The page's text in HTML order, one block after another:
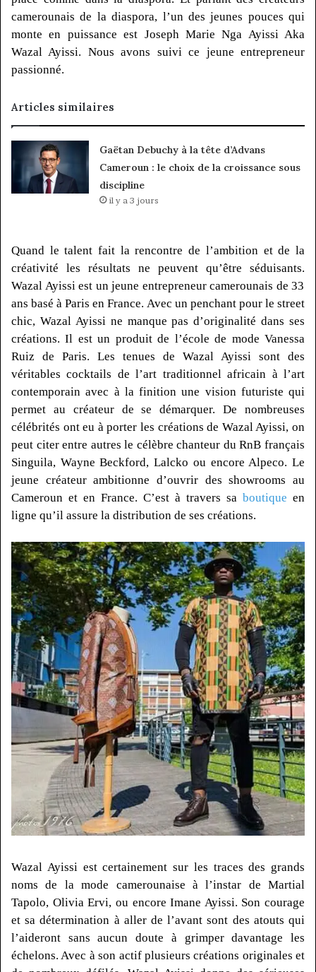
camerounais de la diaspora, l’un des jeunes pouces qui
monte en puissance est Joseph MarieNga Ayissi Aka
Wazal Ayissi. Nous avons suivi ce jeune entrepreneur
passionné.
Articles similaires
Gaëtan Debuchy à la tête d’Advans
Cameroun : le choix de la croissance sous
discipline
il y a 3 jours
Quand le talent fait la rencontre de l’ambition et de la
créativité les résultats ne peuvent qu’être séduisants.
Wazal Ayissiest un jeune entrepreneur camerounais de 33
ans basé à Paris en France. Avec un penchant pour lestreet
chic, Wazal Ayissine manque pas d’originalité dans ses
créations. Il est un produit de l’école de mode Vanessa
Ruiz de Paris. Les tenues de Wazal Ayissi sont des
véritables cocktails de l’art traditionnel africain à l’art
contemporain avec à la finition une vision futuriste qui
permet au créateur de se démarquer. De nombreuses
célébrités ont eu à porter les créations de WazalAyissi, on
peut citer entre autres le célèbre chanteur duRnB français
Singuila, WayneBeckford,Lalcko ou encoreAlpeco. Le
jeune créateur ambitionne d’ouvrir des showrooms au
Cameroun et en France. C’est à travers sa boutique en
ligne qu’il assure la distribution de ses créations.
Wazal Ayissiest certainement sur les traces des grands
noms de la mode camerounaise à l’instar de Martial
Tapolo, OliviaErvi, ou encore Imane Ayissi. Son courage
et sa détermination à aller de l’avant sont des atouts qui
l’aideront sans aucun doute à grimper davantage les
échelons. Avec à son actif plusieurs créations originales et